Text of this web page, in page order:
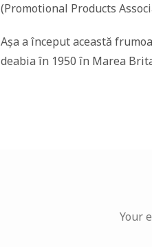
(Promotional Products
Așa a început această
deabia în 1950 în Marea
Your